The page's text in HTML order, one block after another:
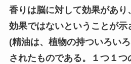
香りは脳に対して効果があり
効果ではないということが示
(精油は、植物の持ついろい
されたものである。１つ１つ